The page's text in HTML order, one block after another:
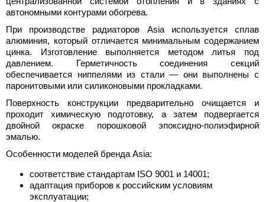
автономными контурами обогрева.
При производстве радиаторов Asia используется сплав
алюминия, который отличается минимальным содержанием
цинка. Изготовление выполняется методом литья под
давлением. Герметичность соединения секций
обеспечивается ниппелями из стали — они выполнены с
паронитовыми или силиконовыми прокладками.
Поверхность конструкции предварительно очищается и
проходит химическую подготовку, а затем подвергается
двойной окраске порошковой эпоксидно-полиэфирной
эмалью.
Особенности моделей бренда Asia:
соответствие стандартам ISO 9001 и 14001;
адаптация приборов к российским условиям
эксплуатации;